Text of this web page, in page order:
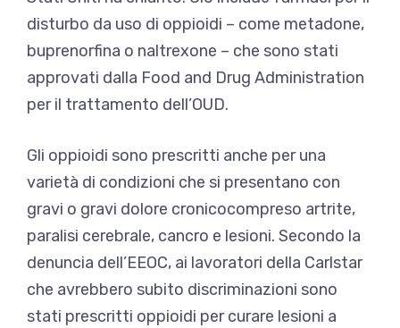
disturbo da uso di oppioidi – come metadone,
buprenorfina o naltrexone – che sono stati
approvati dalla Food and Drug Administration
per il trattamento dell’OUD.
Gli oppioidi sono prescritti anche per una
varietà di condizioni che si presentano con
gravi o gravi dolore cronicocompreso artrite,
paralisi cerebrale, cancro e lesioni. Secondo la
denuncia dell’EEOC, ai lavoratori della Carlstar
che avrebbero subito discriminazioni sono
stati prescritti oppioidi per curare lesioni a